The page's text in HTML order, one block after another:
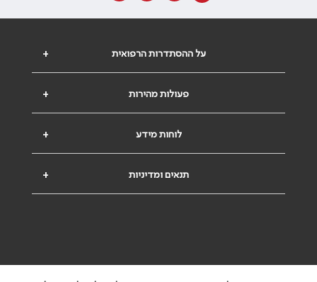
+ על ההסתדרות הרפואית
+ פעולות מהירות
+ לוחות מידע
+ תנאים ומדיניות